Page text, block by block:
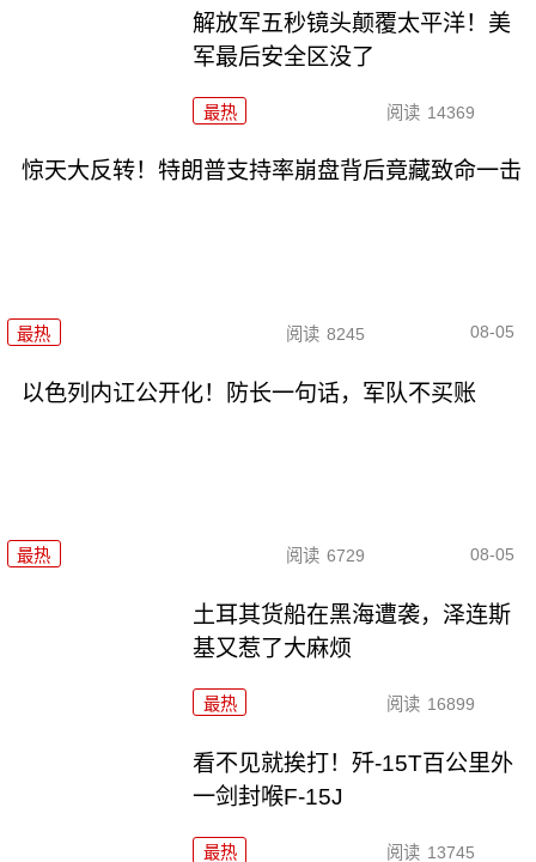
解放军五秒镜头颠覆太平洋！美
军最后安全区没了
最热 阅读 14369
惊天大反转！特朗普支持率崩盘背后竟藏致命一击
最热 阅读 8245 08-05
以色列内讧公开化！防长一句话，军队不买账
最热 阅读 6729 08-05
土耳其货船在黑海遭袭，泽连斯
基又惹了大麻烦
最热 阅读 16899
看不见就挨打！歼-15T百公里外
一剑封喉F-15J
最热 阅读 13745